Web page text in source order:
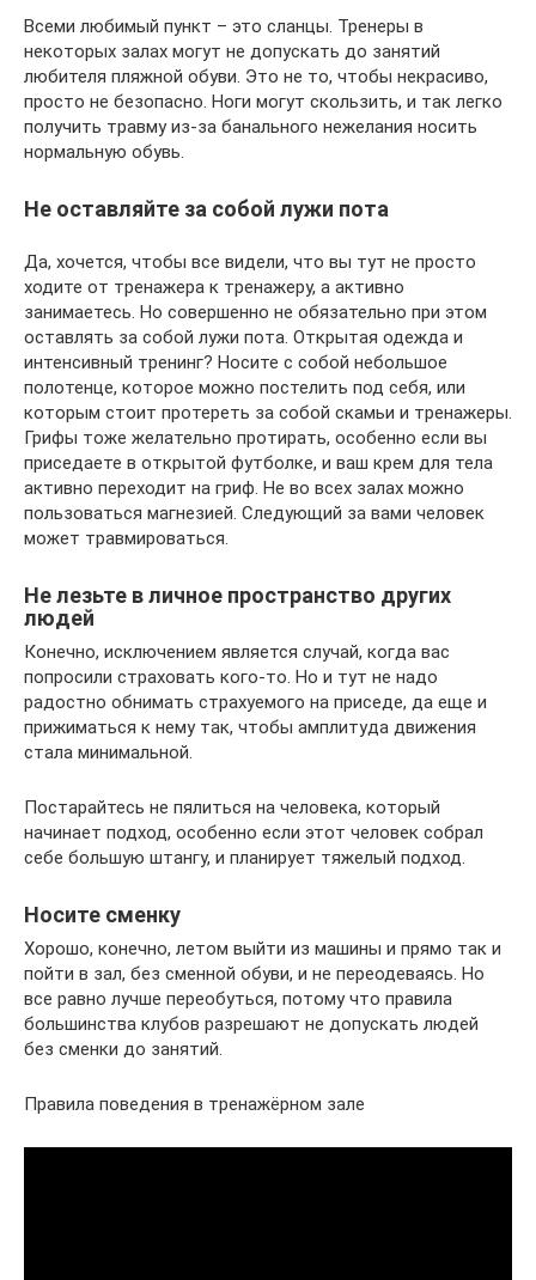
Всеми любимый пункт – это сланцы. Тренеры в
некоторых залах могут не допускать до занятий
любителя пляжной обуви. Это не то, чтобы некрасиво,
просто не безопасно. Ноги могут скользить, и так легко
получить травму из-за банального нежелания носить
нормальную обувь.
Не оставляйте за собой лужи пота
Да, хочется, чтобы все видели, что вы тут не просто
ходите от тренажера к тренажеру, а активно
занимаетесь. Но совершенно не обязательно при этом
оставлять за собой лужи пота. Открытая одежда и
интенсивный тренинг? Носите с собой небольшое
полотенце, которое можно постелить под себя, или
которым стоит протереть за собой скамьи и тренажеры.
Грифы тоже желательно протирать, особенно если вы
приседаете в открытой футболке, и ваш крем для тела
активно переходит на гриф. Не во всех залах можно
пользоваться магнезией. Следующий за вами человек
может травмироваться.
Не лезьте в личное пространство других
людей
Конечно, исключением является случай, когда вас
попросили страховать кого-то. Но и тут не надо
радостно обнимать страхуемого на приседе, да еще и
прижиматься к нему так, чтобы амплитуда движения
стала минимальной.
Постарайтесь не пялиться на человека, который
начинает подход, особенно если этот человек собрал
себе большую штангу, и планирует тяжелый подход.
Носите сменку
Хорошо, конечно, летом выйти из машины и прямо так и
пойти в зал, без сменной обуви, и не переодеваясь. Но
все равно лучше переобуться, потому что правила
большинства клубов разрешают не допускать людей
без сменки до занятий.
Правила поведения в тренажёрном зале